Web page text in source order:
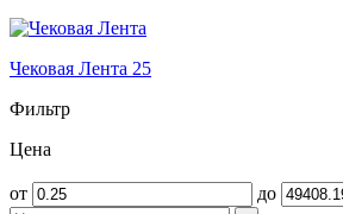
Чековая Лента 25
Фильтр
Цена
от до